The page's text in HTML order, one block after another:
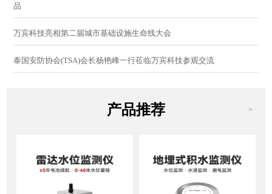
品
万宾科技亮相第二届城市基础设施生命线大会
泰国安防协会(TSA)会长杨艳峰一行莅临万宾科技参观交流
产品推荐 >